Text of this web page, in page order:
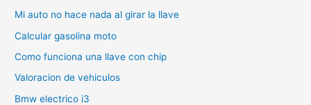
Mi auto no hace nada al girar la llave
Calcular gasolina moto
Como funciona una llave con chip
Valoracion de vehiculos
Bmw electrico i3